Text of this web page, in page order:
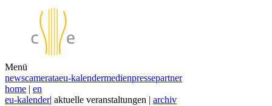
Menü
newscamerataeu-kalendermedienpressepartner
home | en
eu-kalender| aktuelle veranstaltungen | archiv